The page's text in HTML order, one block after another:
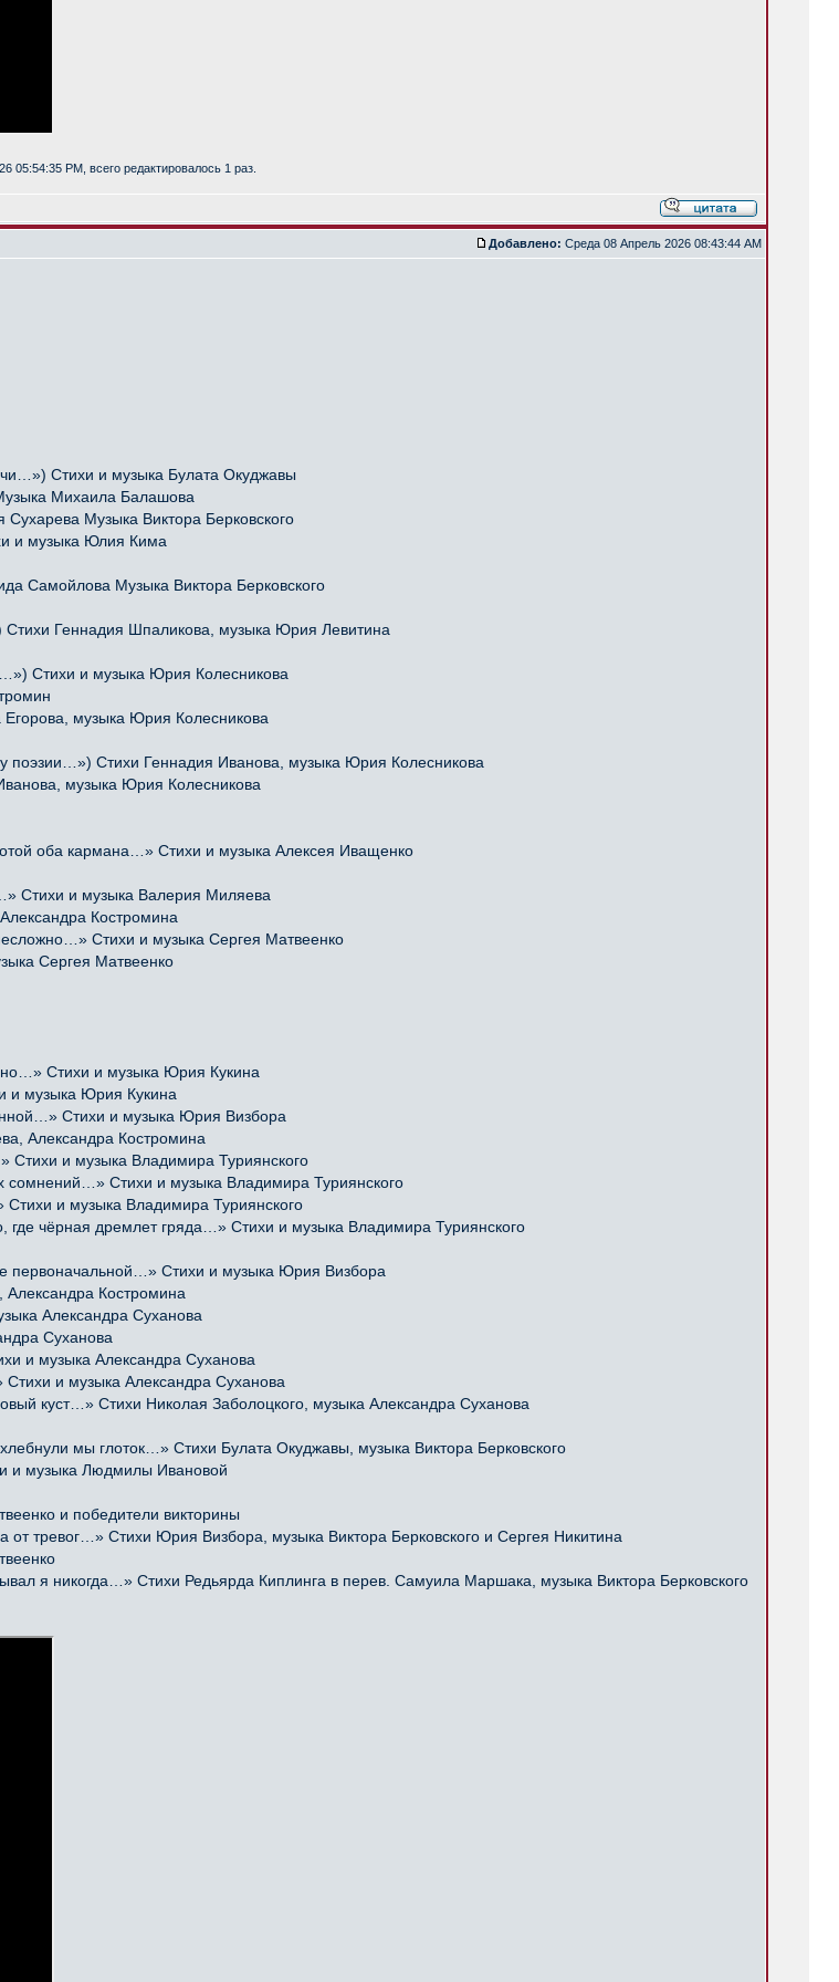
05:54:35 PM, всего редактировалось 1 раз.
Добавлено: Среда 08 Апрель 2026 08:43:44 AM
Стихи и музыка Булата Окуджавы
Михаила Балашова
Музыка Виктора Берковского
и музыка Юлия Кима
Самойлова Музыка Виктора Берковского
Геннадия Шпаликова, музыка Юрия Левитина
Стихи и музыка Юрия Колесникова
музыка Юрия Колесникова
Стихи Геннадия Иванова, музыка Юрия Колесникова
музыка Юрия Колесникова
оба кармана…» Стихи и музыка Алексея Иващенко
Стихи и музыка Валерия Миляева
Костромина
Стихи и музыка Сергея Матвеенко
Сергея Матвеенко
Стихи и музыка Юрия Кукина
и музыка Юрия Кукина
Стихи и музыка Юрия Визбора
Александра Костромина
и музыка Владимира Туриянского
Стихи и музыка Владимира Туриянского
и музыка Владимира Туриянского
чёрная дремлет гряда…» Стихи и музыка Владимира Туриянского
Стихи и музыка Юрия Визбора
Александра Костромина
Александра Суханова
Суханова
и музыка Александра Суханова
и музыка Александра Суханова
куст…» Стихи Николая Заболоцкого, музыка Александра Суханова
мы глоток…» Стихи Булата Окуджавы, музыка Виктора Берковского
и музыка Людмилы Ивановой
и победители викторины
тревог…» Стихи Юрия Визбора, музыка Виктора Берковского и Сергея Никитина
я никогда…» Стихи Редьярда Киплинга в перев. Самуила Маршака, музыка Виктора Берковского